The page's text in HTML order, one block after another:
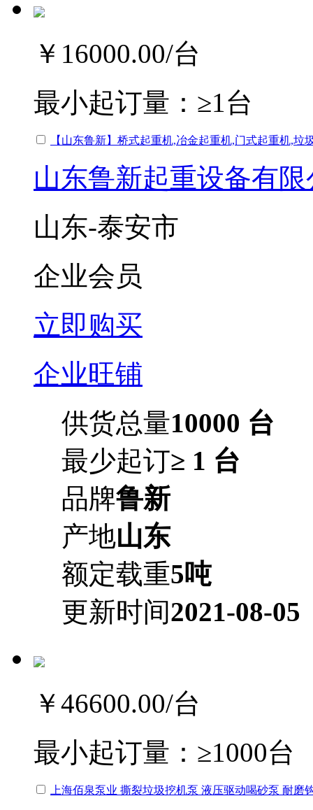
￥16000.00/台
最小起订量： ≥1台
【山东鲁新】桥式起重机,冶金起重机,门式起重机,垃
山东鲁新起重设备有
山东-泰安市
企业会员
立即购买
企业旺铺
供货总量10000 台
最少起订≥ 1 台
品牌鲁新
产地山东
额定载重5吨
更新时间2021-08-05
￥46600.00/台
最小起订量： ≥1000台
上海佰泉泵业 撕裂垃圾挖机泵 液压驱动喝砂泵 耐磨